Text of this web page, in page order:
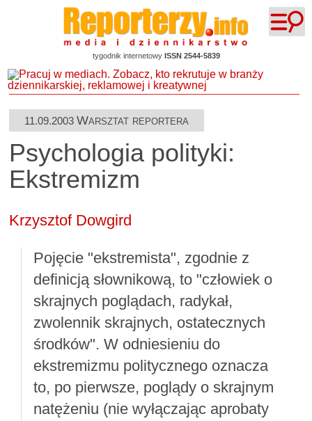
tygodnik internetowy ISSN 2544-5839
11.09.2003 Warsztat reportera
Psychologia polityki:
Ekstremizm
Krzysztof Dowgird
Pojęcie "ekstremista", zgodnie z
definicją słownikową, to "człowiek o
skrajnych poglądach, radykał,
zwolennik skrajnych, ostatecznych
środków". W odniesieniu do
ekstremizmu politycznego oznacza
to, po pierwsze, poglądy o skrajnym
natężeniu (nie wyłączając aprobaty